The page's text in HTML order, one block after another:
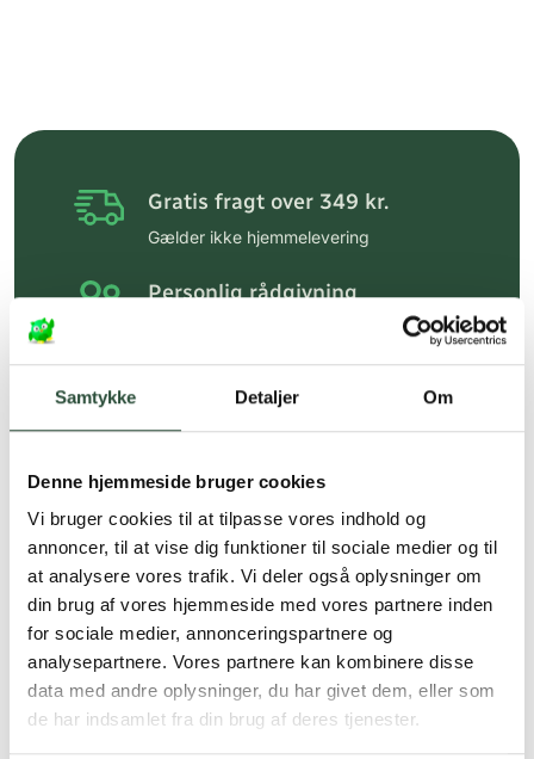
Samtykke Detaljer Om
Denne hjemmeside bruger cookies
Vi bruger cookies til at tilpasse vores indhold og
annoncer, til at vise dig funktioner til sociale medier og til
at analysere vores trafik. Vi deler også oplysninger om
din brug af vores hjemmeside med vores partnere inden
for sociale medier, annonceringspartnere og
analysepartnere. Vores partnere kan kombinere disse
data med andre oplysninger, du har givet dem, eller som
de har indsamlet fra din brug af deres tjenester.
Gratis fragt over 349 kr.
Gælder ikke hjemmelevering
Personlig rådgivning
Hurtig levering (30 min. i Kbh)
Faste lave priser*
*Gælder ikke ernæringsprodukter.
Stort udvalg af kendte
produkter
Vi tilbyder et stort udvalg af kendte
cremer, vitaminer og andre spændende
produkter – altid til fast lav pris.
Læs mere om Uglecare.dk her